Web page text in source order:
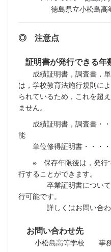
徳島県立小松島高等
◎ 注意点
証明書が発行できる年
成績証明書，調査書，単
は，学校教育法施行規則に
られているため，これを超
ません。
成績証明書，調査書・・
能
単位修得証明書・・・・
※ 保存年限後は，発行で
行することができます。
卒業証明書については
行可能です。
詳しくはお問い合わせ
お問い合わせ先
小松島高等学校 事